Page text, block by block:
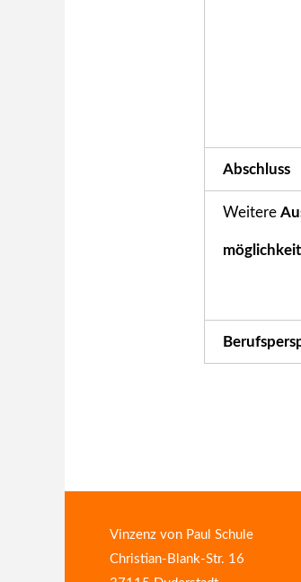
Abschluss
Weitere
Vinzenz von Paul Schule
Christian-Blank-Str. 16